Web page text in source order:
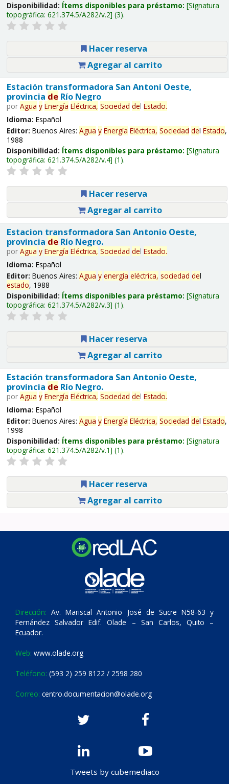
Disponibilidad: Ítems disponibles para préstamo: Signatura
topográfica: 621.374.5/A282/v.2 (3).
Hacer reserva
Agregar al carrito
Estación transformadora San Antoni Oeste,
provincia deRío Negro
por Agua y Energía Eléctrica, Sociedad del Estado.
Idioma: Español
Editor: Buenos Aires: Agua y Energía Eléctrica, Sociedad del Estado,
1988
Disponibilidad: Ítems disponibles para préstamo: Signatura
topográfica: 621.374.5/A282/v.4 (1).
Hacer reserva
Agregar al carrito
Estacion transformadora San Antonio Oeste,
provincia deRío Negro.
por Agua y Energía Eléctrica, Sociedad del Estado.
Idioma: Español
Editor: Buenos Aires: Agua y energía eléctrica, sociedad del
estado, 1988
Disponibilidad: Ítems disponibles para préstamo: Signatura
topográfica: 621.374.5/A282/v.3 (1).
Hacer reserva
Agregar al carrito
Estación transformadora San Antonio Oeste,
provincia deRío Negro.
por Agua y Energía Eléctrica, Sociedad del Estado.
Idioma: Español
Editor: Buenos Aires: Agua y Energía Eléctrica, Sociedad del Estado,
1998
Disponibilidad: Ítems disponibles para préstamo: Signatura
topográfica: 621.374.5/A282/v.1 (1).
Hacer reserva
Agregar al carrito
Dirección: Av. Mariscal Antonio José de Sucre N58-63 y
Fernández Salvador Edif. Olade – San Carlos, Quito –
Ecuador.
Web: www.olade.org
Teléfono: (593 2) 259 8122 / 2598 280
Correo: centro.documentacion@olade.org
Tweets by cubemediaco